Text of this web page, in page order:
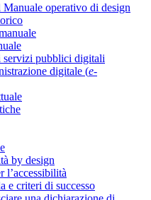
Manuale operativo di design
servizi pubblici digitali
digitale (e-
by design
l’accessibilità
e criteri di successo